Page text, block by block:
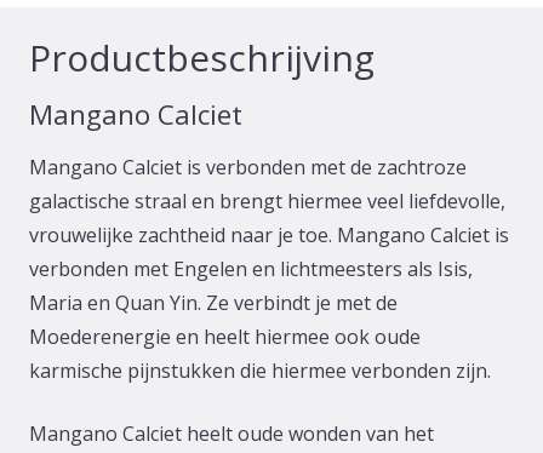
Productbeschrijving
Mangano Calciet
Mangano Calciet is verbonden met de zachtroze
galactische straal en brengt hiermee veel liefdevolle,
vrouwelijke zachtheid naar je toe. Mangano Calciet is
verbonden met Engelen en lichtmeesters als Isis,
Maria en Quan Yin. Ze verbindt je met de
Moederenergie en heelt hiermee ook oude
karmische pijnstukken die hiermee verbonden zijn.
Mangano Calciet heelt oude wonden van het